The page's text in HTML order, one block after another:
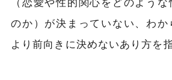
のか）が決まっていない、わか
より前向きに決めないあり方を